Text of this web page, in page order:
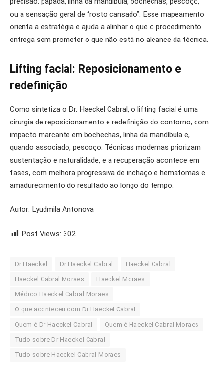
ou a sensação geral de “rosto cansado”. Esse mapeamento
orienta a estratégia e ajuda a alinhar o que o procedimento
entrega sem prometer o que não está no alcance da técnica.
Lifting facial: Reposicionamento e
redefinição
Como sintetiza o Dr. Haeckel Cabral, o lifting facial é uma
cirurgia de reposicionamento e redefinição do contorno, com
impacto marcante em bochechas, linha da mandíbula e,
quando associado, pescoço. Técnicas modernas priorizam
sustentação e naturalidade, e a recuperação acontece em
fases, com melhora progressiva de inchaço e hematomas e
amadurecimento do resultado ao longo do tempo.
Autor: Lyudmila Antonova
Post Views: 302
Dr Haeckel Dr Haeckel Cabral Haeckel Cabral
Haeckel Cabral Moraes Haeckel Moraes
Médico Haeckel Cabral Moraes
O que aconteceu com Dr Haeckel Cabral
Quem é Dr Haeckel Cabral Quem é Haeckel Cabral Moraes
Tudo sobre Dr Haeckel Cabral
Tudo sobre Haeckel Cabral Moraes